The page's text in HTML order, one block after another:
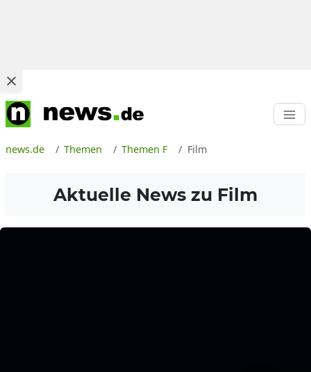
news.de Themen Themen F Film
Aktuelle News zu Film